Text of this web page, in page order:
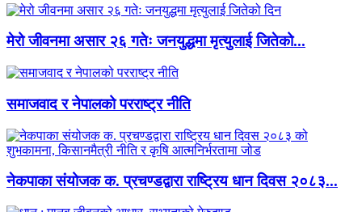
मेरो जीवनमा असार २६ गतेः जनयुद्धमा मृत्युलाई जितेको...
समाजवाद र नेपालको परराष्ट्र नीति
नेकपाका संयोजक क. प्रचण्डद्वारा राष्ट्रिय धान दिवस २०८३...